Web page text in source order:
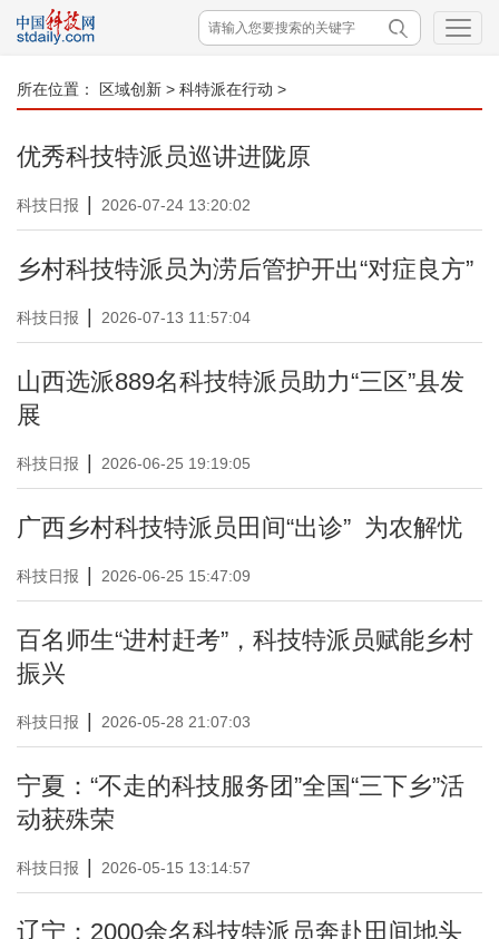
所在位置： 区域创新 > 科特派在行动 >
优秀科技特派员巡讲进陇原
科技日报 2026-07-24 13:20:02
乡村科技特派员为涝后管护开出“对症良方”
科技日报 2026-07-13 11:57:04
山西选派889名科技特派员助力“三区”县发
展
科技日报 2026-06-25 19:19:05
广西乡村科技特派员田间“出诊” 为农解忧
科技日报 2026-06-25 15:47:09
百名师生“进村赶考”，科技特派员赋能乡村
振兴
科技日报 2026-05-28 21:07:03
宁夏：“不走的科技服务团”全国“三下乡”活
动获殊荣
科技日报 2026-05-15 13:14:57
辽宁：2000余名科技特派员奔赴田间地头